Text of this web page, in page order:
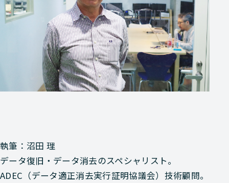
執筆：沼田 理
データ復旧・データ消去のスペシャリスト。
ADEC（データ適正消去実行証明協議会）技術顧問。